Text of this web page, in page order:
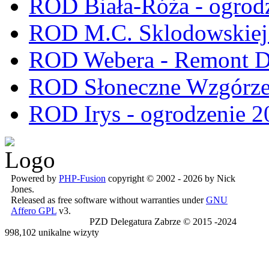
ROD Biała-Róża -
ROD M.C.
ROD Webera - Remont
ROD Słoneczne
ROD Irys - ogrodzenie
Powered by PHP-Fusion copyright © 2002 - 2026 by Nick
Jones.
Released as free software without warranties underGNU
Affero GPL v3.
PZD Delegatura Zabrze © 2015 -2024
998,102 unikalne wizyty